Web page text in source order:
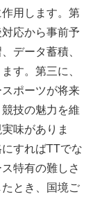
用します。第
応から事前予
データ蓄積、
す。第三に、
ポーツが将来
技の魅力を維
味がありま
すればTTでな
特有の難しさ
とき、国境ご